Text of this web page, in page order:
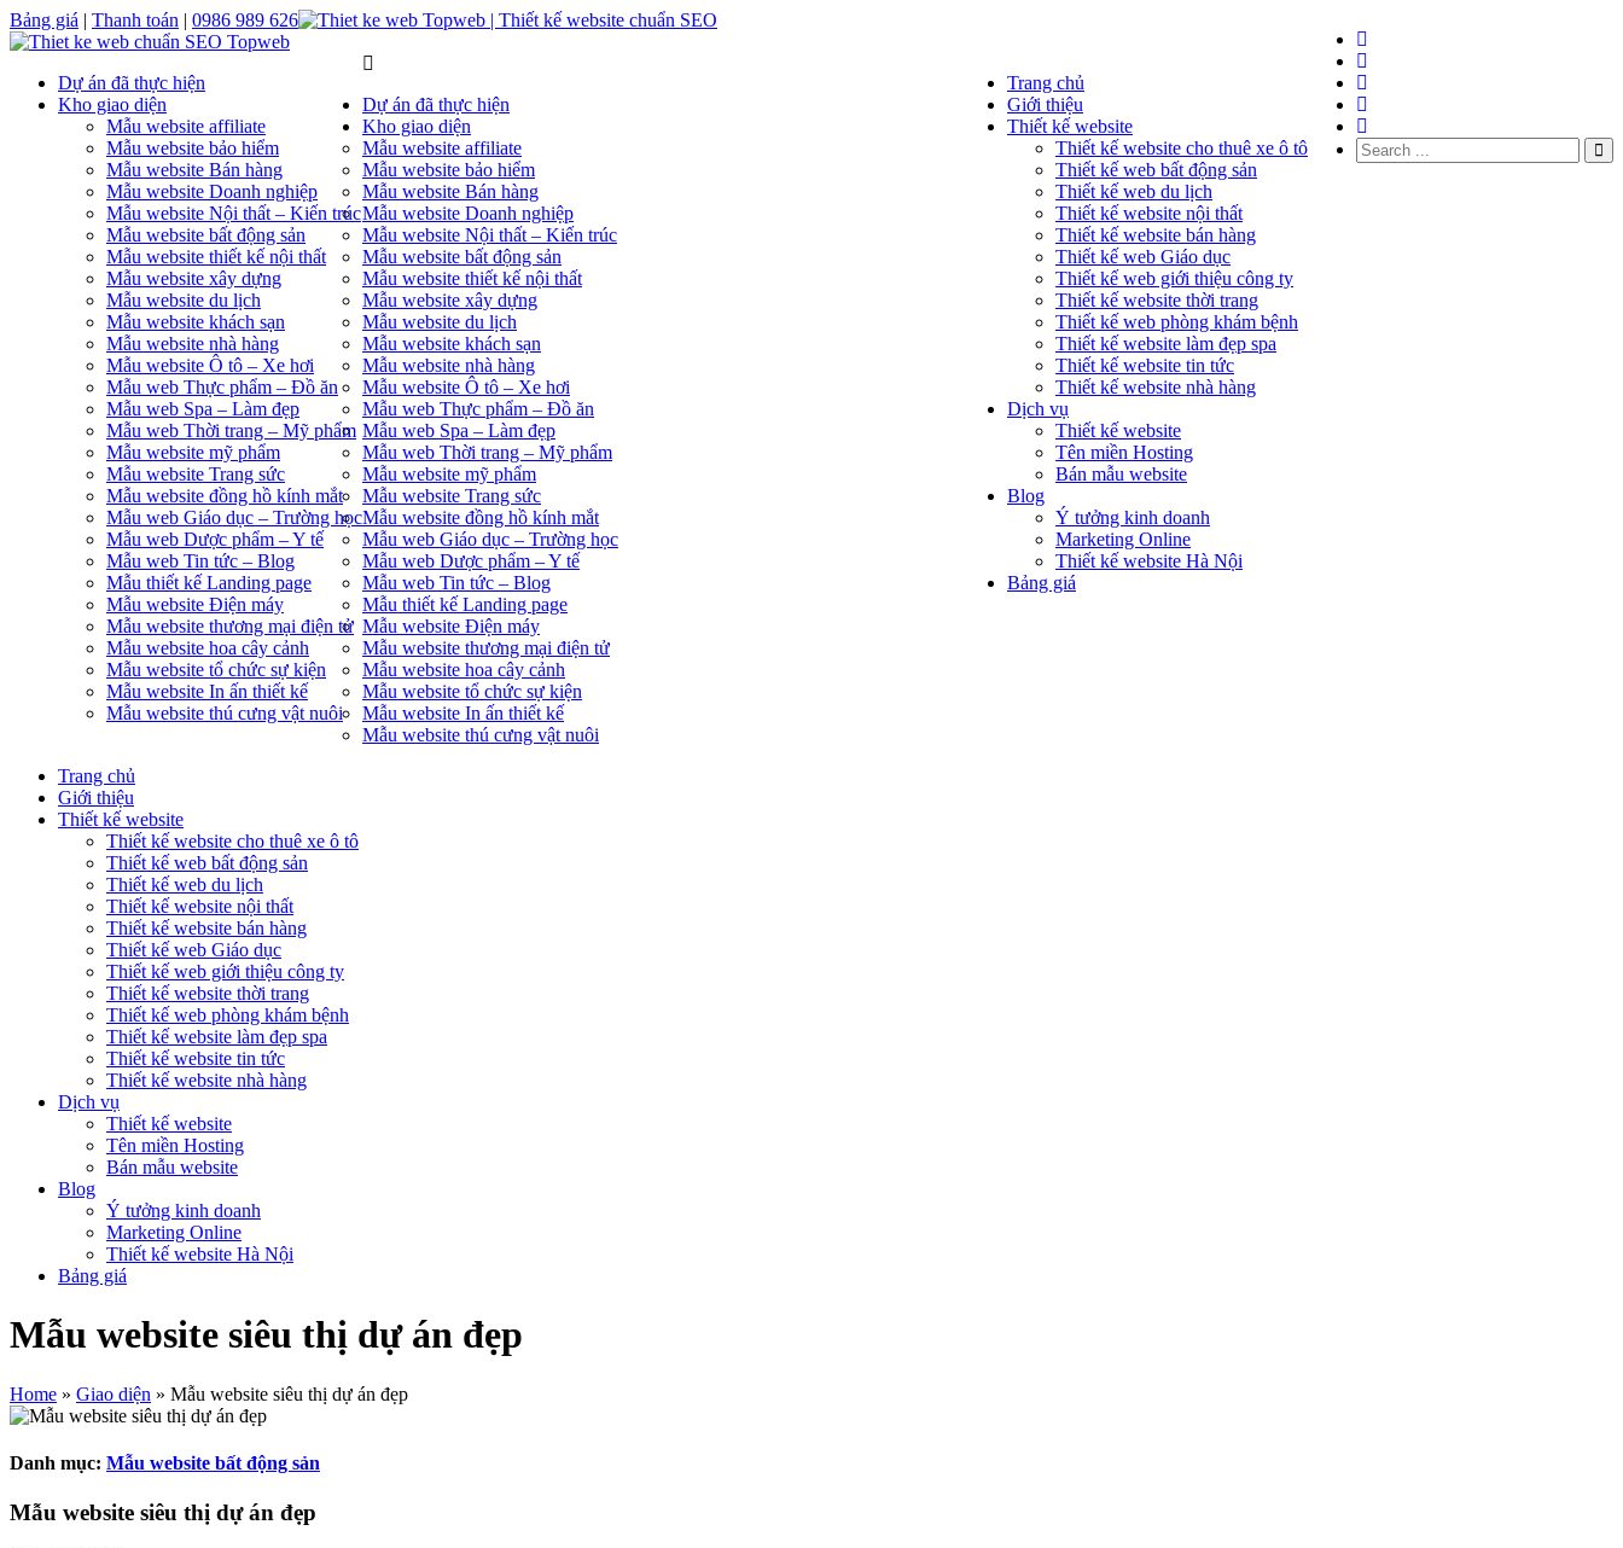
Bảng giá | Thanh toán | 0986 989 626
Dự án đã thực hiện
Kho giao diện
Mẫu website affiliate
Mẫu website bảo hiểm
Mẫu website Bán hàng
Mẫu website Doanh nghiệp
Mẫu website Nội thất – Kiến trúc
Mẫu website bất động sản
Mẫu website thiết kế nội thất
Mẫu website xây dựng
Mẫu website du lịch
Mẫu website khách sạn
Mẫu website nhà hàng
Mẫu website Ô tô – Xe hơi
Mẫu web Thực phẩm – Đồ ăn
Mẫu web Spa – Làm đẹp
Mẫu web Thời trang – Mỹ phẩm
Mẫu website mỹ phẩm
Mẫu website Trang sức
Mẫu website đồng hồ kính mắt
Mẫu web Giáo dục – Trường học
Mẫu web Dược phẩm – Y tế
Mẫu web Tin tức – Blog
Mẫu thiết kế Landing page
Mẫu website Điện máy
Mẫu website thương mại điện tử
Mẫu website hoa cây cảnh
Mẫu website tổ chức sự kiện
Mẫu website In ấn thiết kế
Mẫu website thú cưng vật nuôi
Trang chủ
Giới thiệu
Thiết kế website
Thiết kế website cho thuê xe ô tô
Thiết kế web bất động sản
Thiết kế web du lịch
Thiết kế website nội thất
Thiết kế website bán hàng
Thiết kế web Giáo dục
Thiết kế web giới thiệu công ty
Thiết kế website thời trang
Thiết kế web phòng khám bệnh
Thiết kế website làm đẹp spa
Thiết kế website tin tức
Thiết kế website nhà hàng
Dịch vụ
Thiết kế website
Tên miền Hosting
Bán mẫu website
Blog
Ý tưởng kinh doanh
Marketing Online
Thiết kế website Hà Nội
Bảng giá
Dự án đã thực hiện
Kho giao diện
Mẫu website affiliate
Mẫu website bảo hiểm
Mẫu website Bán hàng
Mẫu website Doanh nghiệp
Mẫu website Nội thất – Kiến trúc
Mẫu website bất động sản
Mẫu website thiết kế nội thất
Mẫu website xây dựng
Mẫu website du lịch
Mẫu website khách sạn
Mẫu website nhà hàng
Mẫu website Ô tô – Xe hơi
Mẫu web Thực phẩm – Đồ ăn
Mẫu web Spa – Làm đẹp
Mẫu web Thời trang – Mỹ phẩm
Mẫu website mỹ phẩm
Mẫu website Trang sức
Mẫu website đồng hồ kính mắt
Mẫu web Giáo dục – Trường học
Mẫu web Dược phẩm – Y tế
Mẫu web Tin tức – Blog
Mẫu thiết kế Landing page
Mẫu website Điện máy
Mẫu website thương mại điện tử
Mẫu website hoa cây cảnh
Mẫu website tổ chức sự kiện
Mẫu website In ấn thiết kế
Mẫu website thú cưng vật nuôi
Trang chủ
Giới thiệu
Thiết kế website
Thiết kế website cho thuê xe ô tô
Thiết kế web bất động sản
Thiết kế web du lịch
Thiết kế website nội thất
Thiết kế website bán hàng
Thiết kế web Giáo dục
Thiết kế web giới thiệu công ty
Thiết kế website thời trang
Thiết kế web phòng khám bệnh
Thiết kế website làm đẹp spa
Thiết kế website tin tức
Thiết kế website nhà hàng
Dịch vụ
Thiết kế website
Tên miền Hosting
Bán mẫu website
Blog
Ý tưởng kinh doanh
Marketing Online
Thiết kế website Hà Nội
Bảng giá
Mẫu website siêu thị dự án đẹp
Home » Giao diện » Mẫu website siêu thị dự án đẹp
Danh mục: Mẫu website bất động sản
Mẫu website siêu thị dự án đẹp